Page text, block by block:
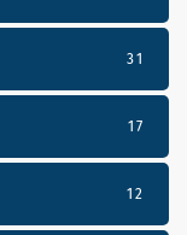
31
17
12